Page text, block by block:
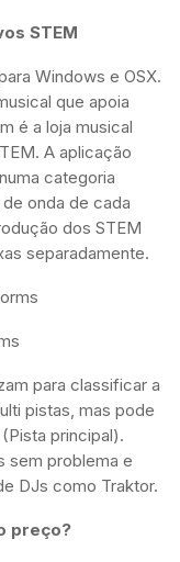
STEM
Windows e OSX.
que apoia
é a loja musical
A aplicação
categoria
onda de cada
dos STEM
separadamente.
para classificar a
pistas, mas pode
principal).
sem problema e
DJs como Traktor.
preço?